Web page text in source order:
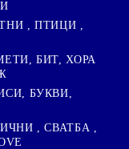
, ПТИЦИ ,
БИТ, ХОРА
БУКВИ,
, СВАТБА ,